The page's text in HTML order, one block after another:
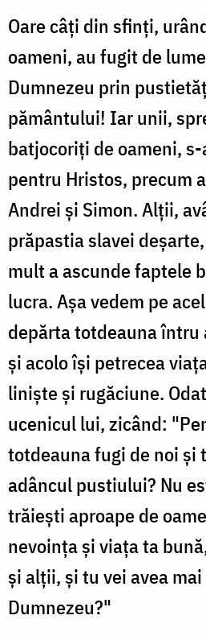
Oare câți din sfinți,
oameni, au fugit de
Dumnezeu prin
pământului! Iar unii,
batjocoriți de oameni,
pentru Hristos, precum
Andrei și Simon. Alții,
prăpastia slavei
mult a ascunde faptele
lucra. Așa vedem pe
depărta totdeauna
și acolo își petrecea
liniște și rugăciune.
ucenicul lui, zicând:
totdeauna fugi de noi și
adâncul pustiului? Nu
trăiești aproape de
nevoința și viața ta
și alții, și tu vei avea
Dumnezeu?"